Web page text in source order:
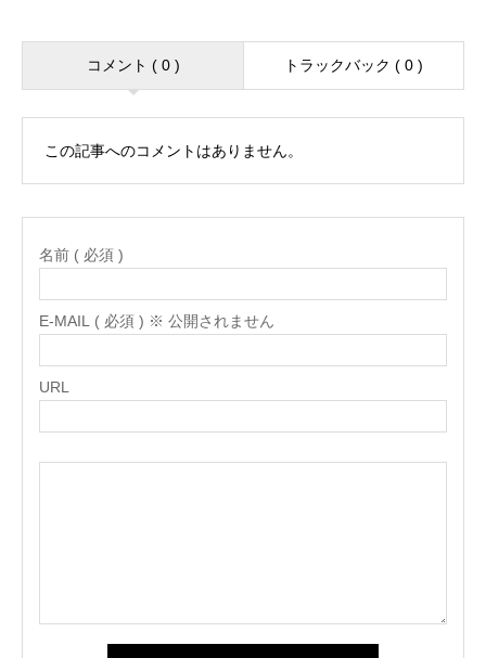
コメント ( 0 ) トラックバック ( 0 )
この記事へのコメントはありません。
名前 ( 必須 )
E-MAIL ( 必須 ) ※ 公開されません
URL